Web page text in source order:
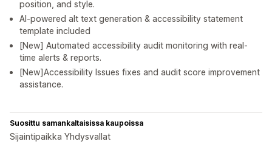
position, and style.
AI-powered alt text generation & accessibility statement
template included
[New] Automated accessibility audit monitoring with real-
time alerts & reports.
[New]Accessibility Issues fixes and audit score improvement
assistance.
Suosittu samankaltaisissa kaupoissa
Sijaintipaikka Yhdysvallat